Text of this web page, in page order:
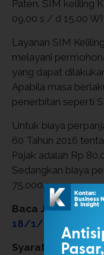
Paten. SIM keliling
09.00 s / d 15.00
Layanan SIM
melayani
yang dapat
Apabila masa
penerbitan seperti
Untuk biaya
60 Tahun 2016
Pajak adalah Rp
Sedangkan biaya
75.000.
Baca Juga:
18/1/2023, Bisa
Syarat